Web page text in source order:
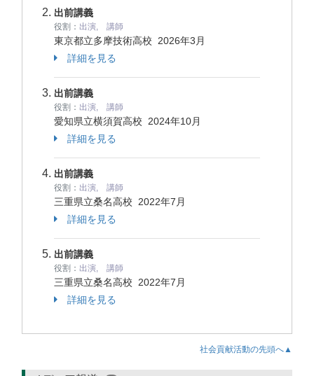
出前講義
役割： 出演, 講師
東京都立多摩技術高校 2026年3月
詳細を見る
出前講義
役割： 出演, 講師
愛知県立横須賀高校 2024年10月
詳細を見る
出前講義
役割： 出演, 講師
三重県立桑名高校 2022年7月
詳細を見る
出前講義
役割： 出演, 講師
三重県立桑名高校 2022年7月
詳細を見る
社会貢献活動の先頭へ▲